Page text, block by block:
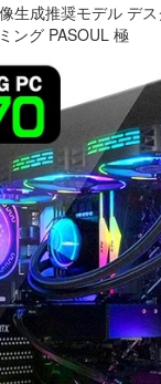
生成推奨モデル デ
ング PASOUL 極